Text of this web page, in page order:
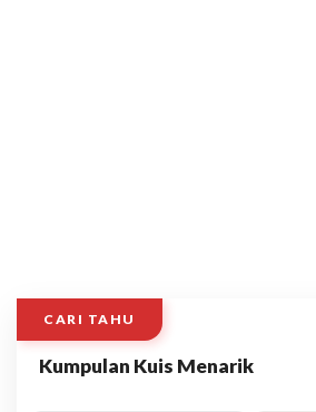
CARI TAHU
Kumpulan Kuis Menarik